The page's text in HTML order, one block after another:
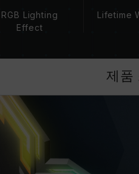
지 못할 수 있으며, 최
습니다. 오버클럭으로
경우 BIOS 기본값으로
메모리 모듈에 기재된
주파수이며, 모든 시스
있습니다.
메인보드 및 프로세서가
(XMP 2.0)을 지원하는
RGB Lighting
Effect
Lifetime
제품